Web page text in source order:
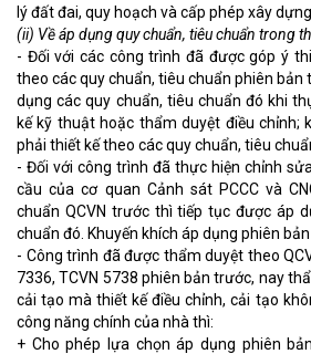
lý đất đai, quy hoạch và cấp phép xây dựng.
(ii) Về áp dụng quy chuẩn, tiêu chuẩn trong
- Đối với các công trình đã được góp ý
theo các quy chuẩn, tiêu chuẩn phiên
dụng các quy chuẩn, tiêu chuẩn đó khi
kế kỹ thuật hoặc thẩm duyệt điều chỉnh;
phải thiết kế theo các quy chuẩn, tiêu
- Đối với công trình đã thực hiện chỉnh
cầu của cơ quan Cảnh sát PCCC và
chuẩn QCVN trước thì tiếp tục được áp
chuẩn đó. Khuyến khích áp dụng phiên bản
- Công trình đã được thẩm duyệt theo
7336, TCVN 5738 phiên bản trước, nay
cải tạo mà thiết kế điều chỉnh, cải tạo
công năng chính của nhà thì:
+ Cho phép lựa chọn áp dụng phiên